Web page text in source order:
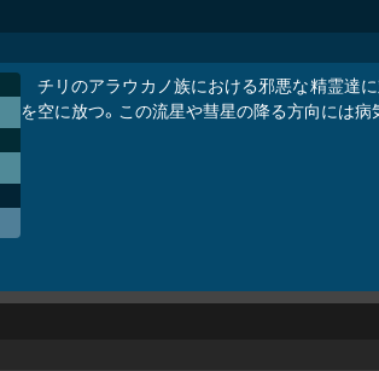
チリのアラウカノ族における邪悪な精霊達
を空に放つ。この流星や彗星の降る方向には病